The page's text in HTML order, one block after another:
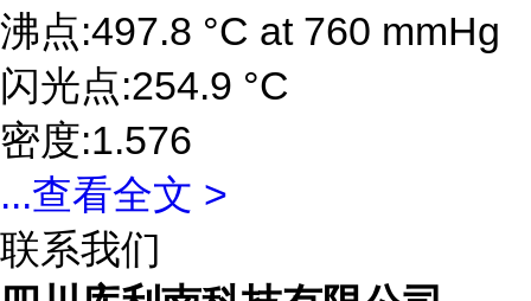
沸点:497.8 °C at 760 mmHg
闪光点:254.9 °C
密度:1.576
...查看全文 >
联系我们